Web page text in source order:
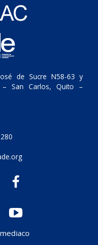
de Sucre N58-63 y
– San Carlos, Quito –